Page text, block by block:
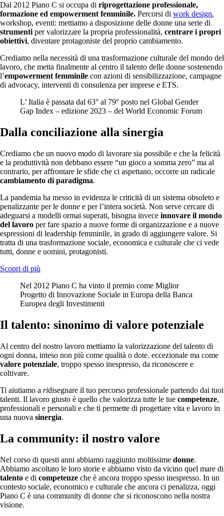
Dal 2012 Piano C si occupa di riprogettazione professionale,
formazione ed empowerment femminile. Percorsi di work design,
workshop, eventi: mettiamo a disposizione delle donne una serie di
strumentiper valorizzare la propria professionalità, centrare i propri
obiettivi, diventare protagoniste del proprio cambiamento.
Crediamo nella necessità di una trasformazione culturale del mondo del
lavoro, che metta finalmente al centro il talento delle donne sostenendo
l’empowerment femminile con azioni di sensibilizzazione, campagne
di advocacy, interventi di consulenza per imprese e ETS.
L’ Italia è passata dal 63° al 79° posto nel Global Gender
Gap Index – edizione 2023 – del World Economic Forum
Dalla conciliazione alla sinergia
Crediamo che un nuovo modo di lavorare sia possibile e che la felicità
e la produttività non debbano essere “un gioco a somma zero” ma al
contrario, per affrontare le sfide che ci aspettano, occorre un radicale
cambiamento di paradigma.
La pandemia ha messo in evidenza le criticità di un sistema obsoleto e
penalizzante per le donne e per l’intera società. Non serve cercare di
adeguarsi a modelli ormai superati, bisogna invece innovare il mondo
del lavoro per fare spazio a nuove forme di organizzazione e a nuove
espressioni di leadership femminile, in grado di aggiungere valore. Si
tratta di una trasformazione sociale, economica e culturale che ci vede
tutti, donne e uomini, protagonisti.
Scopri di più
Nel 2012 Piano C ha vinto il premio come Miglior
Progetto di Innovazione Sociale in Europa della Banca
Europea degli Investimenti
Il talento: sinonimo di valore potenziale
Al centro del nostro lavoro mettiamo la valorizzazione del talento di
ogni donna, inteso non più come qualità o dote. eccezionale ma come
valore potenziale, troppo spesso inespresso, da riconoscere e
coltivare.
Ti aiutiamo a ridisegnare il tuo percorso professionale partendo dai tuoi
talenti. Il lavoro giusto è quello che valorizza tutte le tue competenze,
professionali e personali e che ti permette di progettare vita e lavoro in
una nuova sinergia.
La community: il nostro valore
Nel corso di questi anni abbiamo raggiunto moltissime donne.
Abbiamo ascoltato le loro storie e abbiamo visto da vicino quel mare di
talento e di competenze che è ancora troppo spesso inespresso. In un
contesto sociale, economico e culturale che ancora ci penalizza, oggi
Piano C è una community di donne che si riconoscono nella nostra
visione.